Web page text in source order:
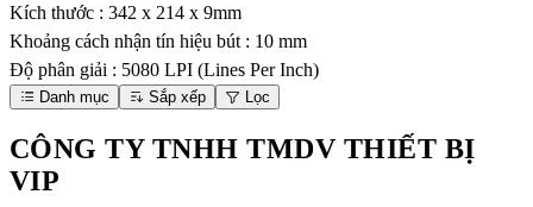
Kích thước : 342 x 214 x 9mm
Khoảng cách nhận tín hiệu bút : 10 mm
Độ phân giải : 5080 LPI (Lines Per Inch)
Danh mục Sắp xếp Lọc
CÔNG TY TNHH TMDV THIẾT BỊ
VIP